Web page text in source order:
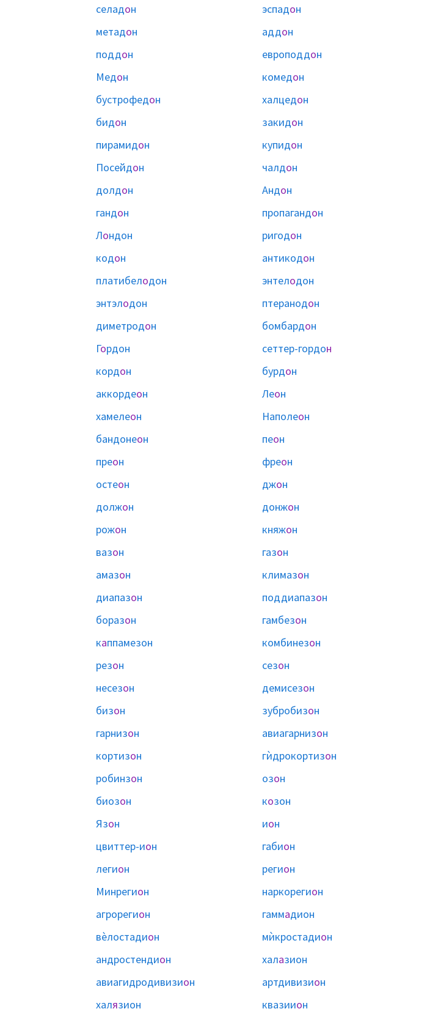
селадон эспадон
метадон аддон
поддон европоддон
Медон комедон
бустрофедон халцедон
бидон закидон
пирамидон купидон
Посейдон чалдон
долдон Андон
гандон пропагандон
Лондон ригодон
кодон антикодон
платибелодон энтелодон
энтэлодон птеранодон
диметродон бомбардон
Гордон сеттер-гордон
кордон бурдон
аккордеон Леон
хамелеон Наполеон
бандонеон пеон
преон фреон
остеон джон
должон донжон
рожон княжон
вазон газон
амазон климазон
диапазон поддиапазон
боразон гамбезон
каппамезон комбинезон
резон сезон
несезон демисезон
бизон зубробизон
гарнизон авиагарнизон
кортизон гѝдрокортизон
робинзон озон
биозон козон
Язон ион
цвиттер-ион габион
легион регион
Минрегион наркорегион
агрорегион гаммадион
вѐлостадион мѝкростадион
андростендион халазион
авиагидродивизион артдивизион
халязион квазиион